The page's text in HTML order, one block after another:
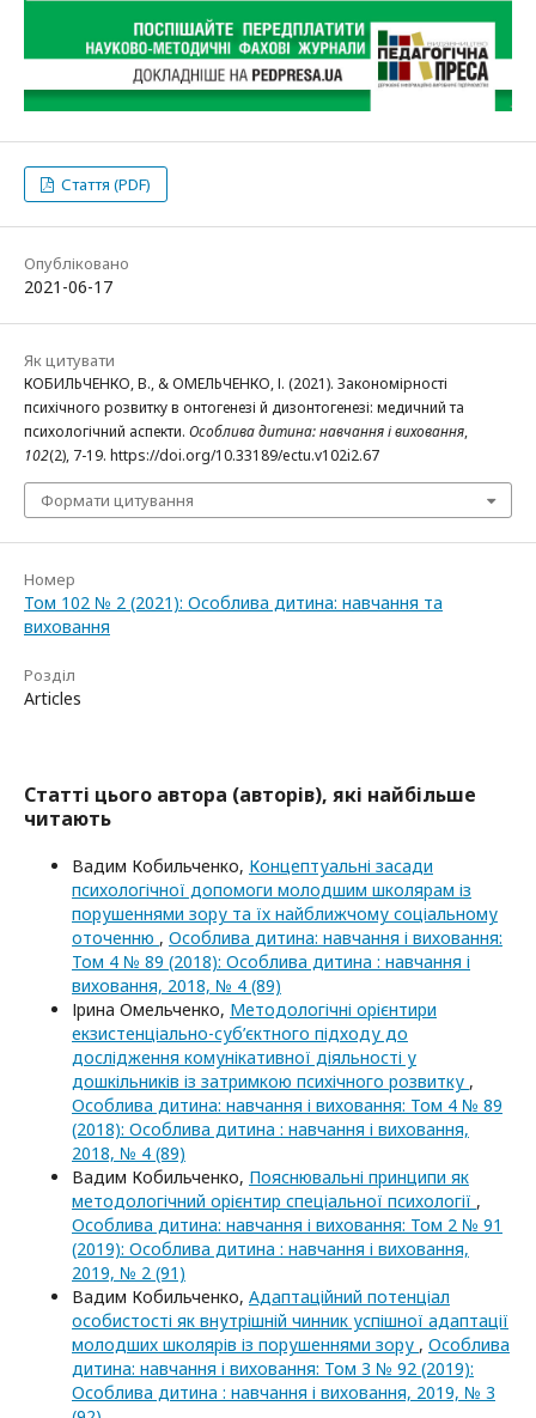
Стаття (PDF)
Опубліковано
2021-06-17
Як цитувати
КОБИЛЬЧЕНКО, В., & ОМЕЛЬЧЕНКО, І. (2021). Закономірності
психічного розвитку в онтогенезі й дизонтогенезі: медичний та
психологічний аспекти. Особлива дитина: навчання і виховання,
102(2), 7-19. https://doi.org/10.33189/ectu.v102i2.67
Формати цитування
Номер
Том 102 № 2 (2021): Особлива дитина: навчання та
виховання
Розділ
Articles
Статті цього автора (авторів), які найбільше
читають
Вадим Кобильченко, Концептуальні засади
психологічної допомоги молодшим школярам із
порушеннями зору та їх найближчому соціальному
оточенню , Особлива дитина: навчання і виховання:
Том 4 № 89 (2018): Особлива дитина : навчання і
виховання, 2018, № 4 (89)
Ірина Омельченко, Методологічні орієнтири
екзистенціально-суб’єктного підходу до
дослідження комунікативної діяльності у
дошкільників із затримкою психічного розвитку ,
Особлива дитина: навчання і виховання: Том 4 № 89
(2018): Особлива дитина : навчання і виховання,
2018, № 4 (89)
Вадим Кобильченко, Пояснювальні принципи як
методологічний орієнтир спеціальної психології ,
Особлива дитина: навчання і виховання: Том 2 № 91
(2019): Особлива дитина : навчання і виховання,
2019, № 2 (91)
Вадим Кобильченко, Адаптаційний потенціал
особистості як внутрішній чинник успішної адаптації
молодших школярів із порушеннями зору , Особлива
дитина: навчання і виховання: Том 3 № 92 (2019):
Особлива дитина : навчання і виховання, 2019, № 3